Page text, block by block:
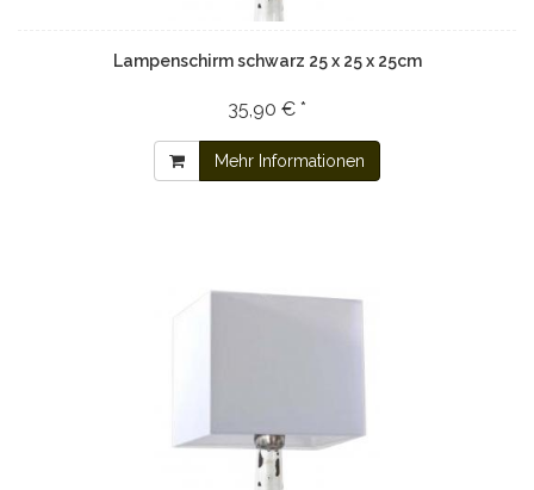
Lampenschirm schwarz 25 x 25 x 25cm
35,90 € *
Mehr Informationen